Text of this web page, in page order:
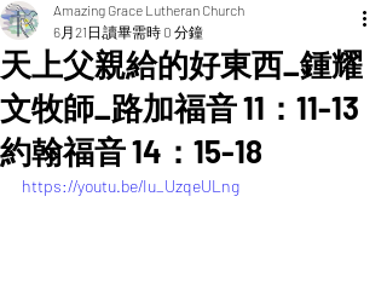
天上父親給的好東西_鍾耀
文牧師_路加福音 11：11-13
約翰福音 14：15-18
Amazing Grace Lutheran Church
6月21日 讀畢需時 0 分鐘
https://youtu.be/Iu_UzqeULng